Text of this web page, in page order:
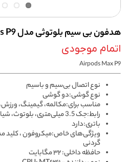
هدفون بی سیم بلوتوثی مدل Airpods P9
اتمام موجودی
Airpods Max P9
نوع اتصال بی‌سیم و باسیم
نوع گوشی:دو گوشی
مناسب برای:مکالمه، گیمینگ،
رابط:جک 3.5 میلی‌متری، بلوتوث، شیار کارت حافظه
باتری:دارد
ویژگی‌های خاص:میکروفون ، کلید
گردنی
حافظه داخلی: ۳۲ مگابایت